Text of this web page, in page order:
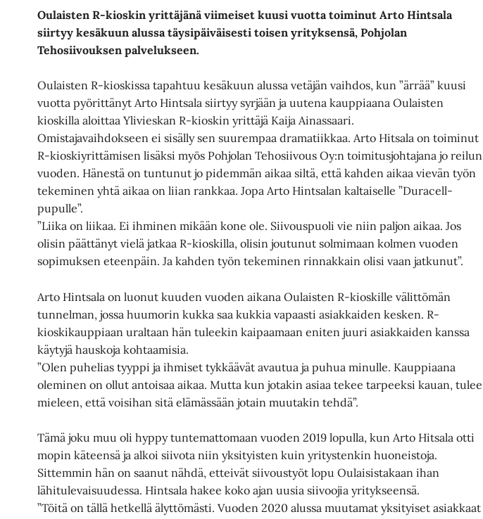
Oulaisten R-kioskin yrittäjänä viimeiset kuusi vuotta toiminut Arto Hintsala
siirtyy kesäkuun alussa täysipäiväisesti toisen yrityksensä, Pohjolan
Tehosiivouksen palvelukseen.
Oulaisten R-kioskissa tapahtuu kesäkuun alussa vetäjän vaihdos, kun ”ärrää” kuusi
vuotta pyörittänyt Arto Hintsala siirtyy syrjään ja uutena kauppiaana Oulaisten
kioskilla aloittaa Ylivieskan R-kioskin yrittäjä Kaija Ainassaari.
Omistajavaihdokseen ei sisälly sen suurempaa dramatiikkaa. Arto Hitsala on toiminut
R-kioskiyrittämisen lisäksi myös Pohjolan Tehosiivous Oy:n toimitusjohtajana jo reilun
vuoden. Hänestä on tuntunut jo pidemmän aikaa siltä, että kahden aikaa vievän työn
tekeminen yhtä aikaa on liian rankkaa. Jopa Arto Hintsalan kaltaiselle ”Duracell-
pupulle”.
”Liika on liikaa. Ei ihminen mikään kone ole. Siivouspuoli vie niin paljon aikaa. Jos
olisin päättänyt vielä jatkaa R-kioskilla, olisin joutunut solmimaan kolmen vuoden
sopimuksen eteenpäin. Ja kahden työn tekeminen rinnakkain olisi vaan jatkunut”.
Arto Hintsala on luonut kuuden vuoden aikana Oulaisten R-kioskille välittömän
tunnelman, jossa huumorin kukka saa kukkia vapaasti asiakkaiden kesken. R-
kioskikauppiaan uraltaan hän tuleekin kaipaamaan eniten juuri asiakkaiden kanssa
käytyjä hauskoja kohtaamisia.
”Olen puhelias tyyppi ja ihmiset tykkäävät avautua ja puhua minulle. Kauppiaana
oleminen on ollut antoisaa aikaa. Mutta kun jotakin asiaa tekee tarpeeksi kauan, tulee
mieleen, että voisihan sitä elämässään jotain muutakin tehdä”.
Tämä joku muu oli hyppy tuntemattomaan vuoden 2019 lopulla, kun Arto Hitsala otti
mopin käteensä ja alkoi siivota niin yksityisten kuin yritystenkin huoneistoja.
Sittemmin hän on saanut nähdä, etteivät siivoustyöt lopu Oulaisistakaan ihan
lähitulevaisuudessa. Hintsala hakee koko ajan uusia siivoojia yritykseensä.
”Töitä on tällä hetkellä älyttömästi. Vuoden 2020 alussa muutamat yksityiset asiakkaat